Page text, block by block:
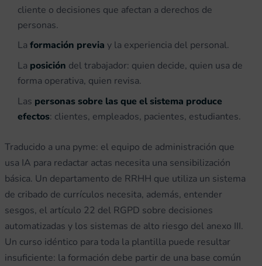
cliente o decisiones que afectan a derechos de
personas.
Laformación previa y la experiencia del personal.
La posición del trabajador: quien decide, quien usa de
forma operativa, quien revisa.
Las personas sobre las que el sistema produce
efectos: clientes, empleados, pacientes, estudiantes.
Traducido a una pyme: el equipo de administración que
usa IA para redactar actas necesita una sensibilización
básica. Un departamento de RRHH que utiliza un sistema
de cribado de currículos necesita, además, entender
sesgos, el artículo 22 del RGPD sobre decisiones
automatizadas y los sistemas de alto riesgo del anexo III.
Un curso idéntico para toda la plantilla puede resultar
insuficiente: la formación debe partir de una base común